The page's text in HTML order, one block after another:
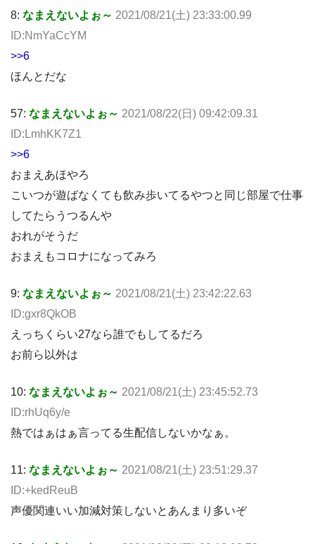
8: なまえないよぉ～ 2021/08/21(土) 23:33:00.99
ID:NmYaCcYM
>>6
ほんとだな
57: なまえないよぉ～ 2021/08/22(日) 09:42:09.31
ID:LmhKK7Z1
>>6
おまえあほやろ
こいつが遊ばなくても飲み歩いてるやつと同じ部屋で仕事
してたらうつるんや
おれがそうだ
おまえもコロナになってみろ
9: なまえないよぉ～ 2021/08/21(土) 23:42:22.63
ID:gxr8QkOB
えっちくらい27なら誰でもしてるだろ
お前ら以外は
10: なまえないよぉ～ 2021/08/21(土) 23:45:52.73
ID:rhUq6y/e
熱ではぁはぁ言ってる生配信しないかなぁ。
11: なまえないよぉ～ 2021/08/21(土) 23:51:29.37
ID:+kedReuB
声優関連いい加減対策しないとあんまり多いぞ